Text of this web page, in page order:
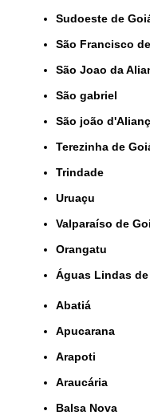
Sudoeste de
São Francisco
São Joao da
São gabriel
São joão
Terezinha de
Trindade
Uruaçu
Valparaíso de
orangatu
Águas Lindas
Abatiá
Apucarana
Arapoti
Araucária
Balsa Nova